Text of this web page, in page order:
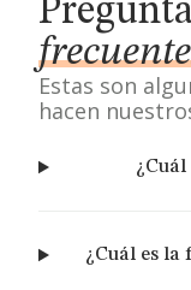
Estas son
hacen
¿Cuál
¿Cuál es